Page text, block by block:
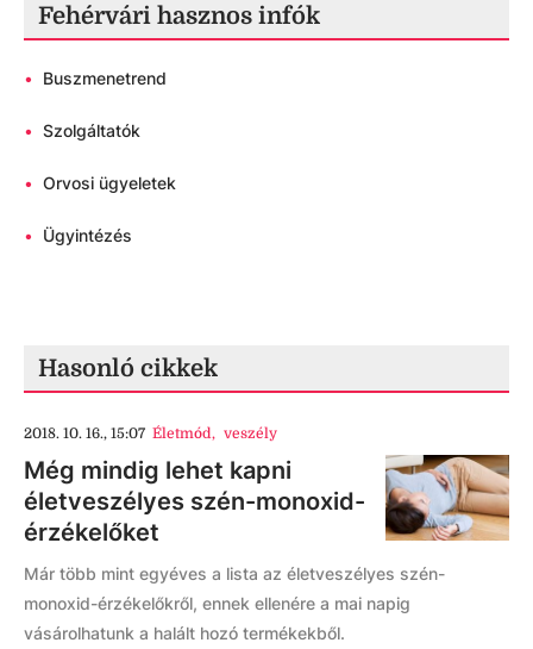
Fehérvári hasznos infók
• Buszmenetrend
• Szolgáltatók
• Orvosi ügyeletek
• Ügyintézés
Hasonló cikkek
2018. 10. 16., 15:07 Életmód, veszély
Még mindig lehet kapni
életveszélyes szén-monoxid-
érzékelőket
Már több mint egyéves a lista az életveszélyes szén-
monoxid-érzékelőkről, ennek ellenére a mai napig
vásárolhatunk a halált hozó termékekből.